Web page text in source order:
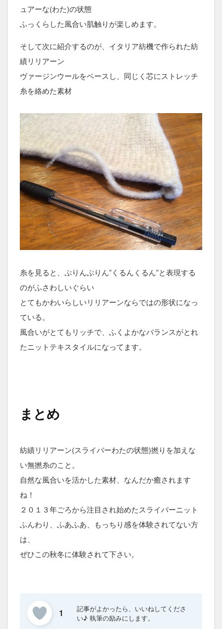
ュアーな(わた)の状態
ふっくらした風合い肌触りが楽しめます。
そして次に紹介するのが、イタリア紡機で作られた紡
績リリアーン
ヴァージンウールをベースし、同じく芯にストレッチ
糸を絡めた素材
糸を見ると、ぷりんぷりん”くるんくるん”と表現する
のがふさわしいぐらい
とてもかわいらしいリリアーンならではの形状になっ
ている。
風合いがとてもリッチで、ふくよかなバランスがとれ
たニットテキスタイルになってます。
まとめ
紡績リリアーン(スライバーわたの状態)撚りを加えな
い無撚糸のこと。
自然な風合いを活かした素材、なんだか癒されます
ね！
２０１３年ごろから注目され始めたスライバーニット
ふんわり、ふあふあ、もっちり感を体験されてない方
は、
ぜひこの秋冬に体験されて下さい。
1